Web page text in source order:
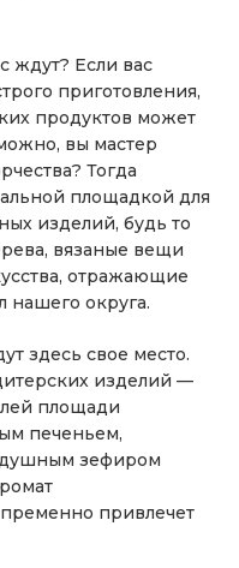
ждут? Если вас
приготовления,
продуктов может
вы мастер
Тогда
площадкой для
изделий, будь то
вязаные вещи
отражающие
нашего округа.
здесь свое место.
изделий —
площади
печеньем,
зефиром
привлечет